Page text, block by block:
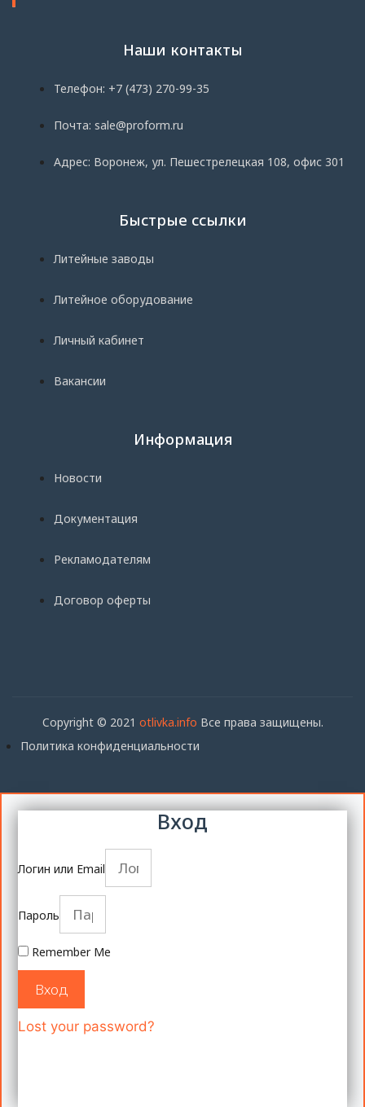
Наши контакты
Телефон: +7 (473) 270-99-35
Почта: sale@proform.ru
Адрес: Воронеж, ул. Пешестрелецкая 108, офис 301
Быстрые ссылки
Литейные заводы
Литейное оборудование
Личный кабинет
Вакансии
Информация
Новости
Документация
Рекламодателям
Договор оферты
Copyright © 2021 otlivka.info Все права защищены.
Политика конфиденциальности
Вход
Логин или Email
Пароль
Remember Me
Вход
Lost your password?